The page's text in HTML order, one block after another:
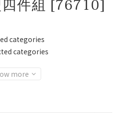
件組 [76710]
categories
categories
more